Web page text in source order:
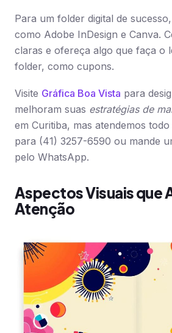
Para um folder digital de
como Adobe InDesign e Canva.
claras e ofereça algo que faça o
folder, como cupons.
Visite Gráfica Boa Vista para
melhoram suas estratégias de
em Curitiba, mas atendemos
para (41) 3257-6590 ou mande
pelo WhatsApp.
Aspectos Visuais que
Atenção